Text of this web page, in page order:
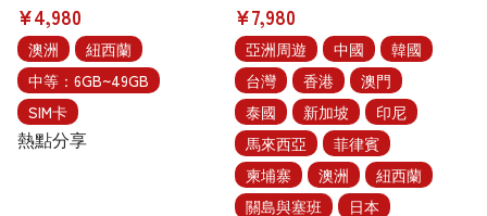
¥4,980
澳洲
紐西蘭
中等：6GB~49GB
SIM卡
熱點分享
¥7,980
亞洲周遊 中國
韓國
台灣
香港
澳門
泰國
新加坡
印尼
馬來西亞
菲律賓
柬埔寨
澳洲
紐西蘭
關島與塞班
日本